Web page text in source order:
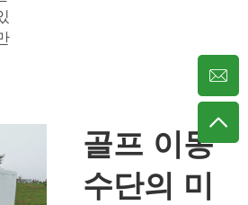
골프 이동
수단의 미